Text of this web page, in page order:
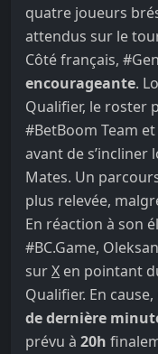
quatre joueurs
attendus sur le
Côté français,
encourageante.
Qualifier, le roster
#BetBoom Team et
avant de
Mates. Un
plus relevée,
En réaction à son
#BC.Game,
surX en pointant
Qualifier. En cause,
de dernière
prévu à 20h